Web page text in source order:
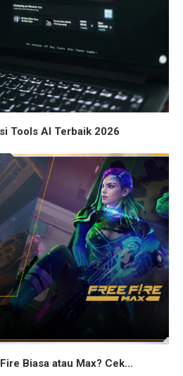
Tools AI Terbaik 2026
Biasa atau Max? Cek...